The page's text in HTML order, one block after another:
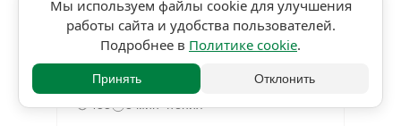
★★★★★
453 3 мин чтения
Мы используем файлы cookie для улучшения
работы сайта и удобства пользователей.
Подробнее в Политике cookie.
Принять Отклонить